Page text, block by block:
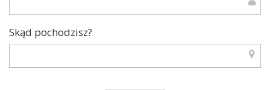
Skąd pochodzisz?